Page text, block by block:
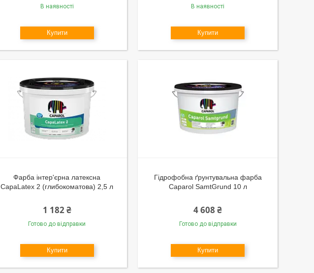
В наявності
Купити
В наявності
Купити
Фарба інтер'єрна латексна
CapaLatex 2 (глибокоматова) 2,5 л
1 182 ₴
Готово до відправки
Купити
Гідрофобна ґрунтувальна фарба
Caparol SamtGrund 10 л
4 608 ₴
Готово до відправки
Купити